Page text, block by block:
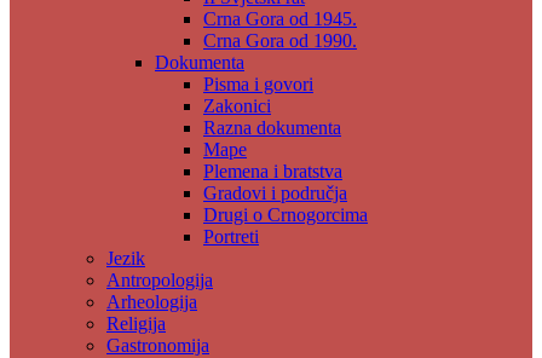
Crna Gora od 1945.
Crna Gora od 1990.
Dokumenta
Pisma i govori
Zakonici
Razna dokumenta
Mape
Plemena i bratstva
Gradovi i područja
Drugi o Crnogorcima
Portreti
Jezik
Antropologija
Arheologija
Religija
Gastronomija